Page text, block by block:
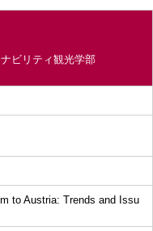
ビリティ観光学部
to Austria: Trends and Issu